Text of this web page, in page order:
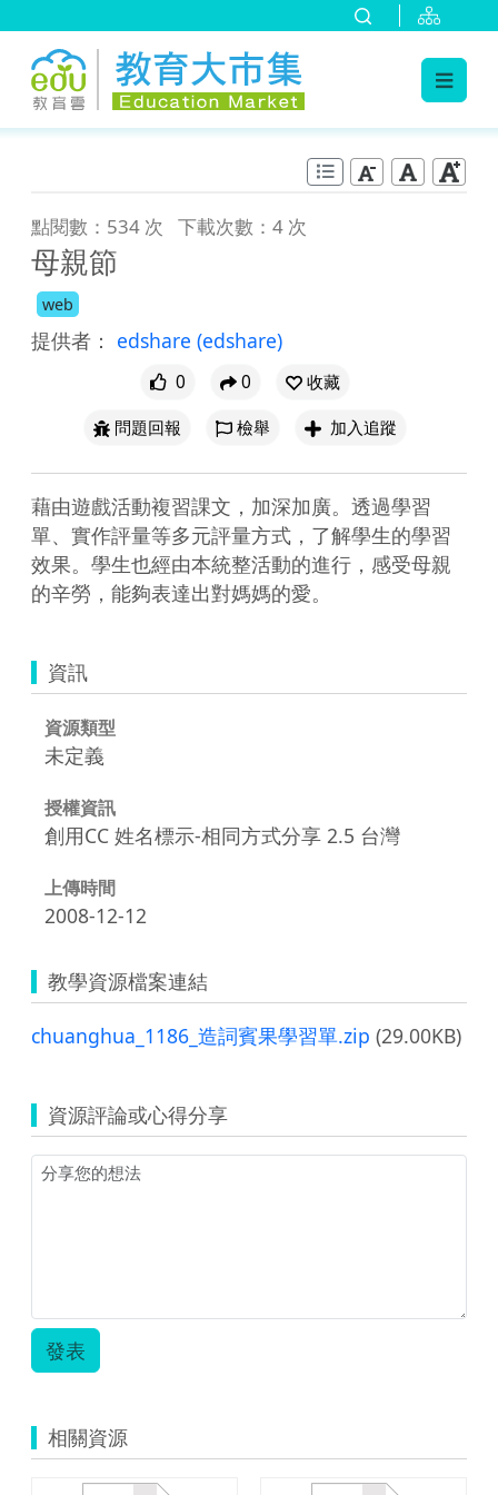
點閱數：534 次 下載次數：4 次
母親節
web
提供者： edshare (edshare)
0 0
收藏
問題回報
檢舉 加入追蹤
藉由遊戲活動複習課文，加深加廣。透過學習
單、實作評量等多元評量方式，了解學生的學習
效果。學生也經由本統整活動的進行，感受母親
的辛勞，能夠表達出對媽媽的愛。
資訊
資源類型
未定義
授權資訊
創用CC 姓名標示-相同方式分享 2.5 台灣
上傳時間
2008-12-12
教學資源檔案連結
chuanghua_1186_造詞賓果學習單.zip (29.00KB)
資源評論或心得分享
發表
相關資源